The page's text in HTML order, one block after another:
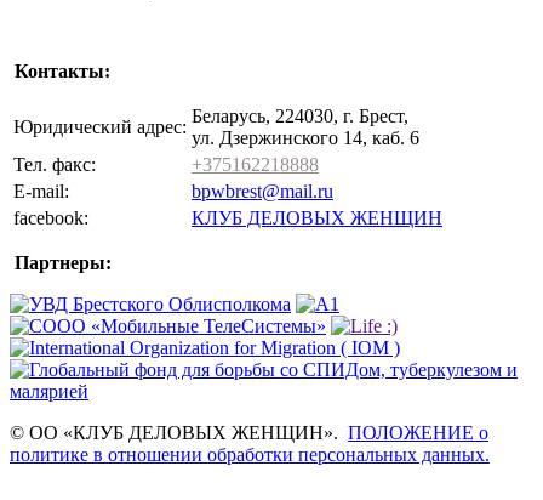
Контакты:
Юридический адрес:
Беларусь, 224030, г. Брест,
ул. Дзержинского 14, каб. 6
Тел. факс:
+375162218888
E-mail:
bpwbrest@mail.ru
facebook:
КЛУБ ДЕЛОВЫХ ЖЕНЩИН
Партнеры:
© ОО «КЛУБ ДЕЛОВЫХ ЖЕНЩИН». ПОЛОЖЕНИЕ о
политике в отношении обработки персональных данных.